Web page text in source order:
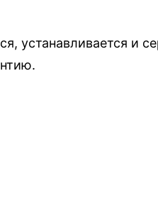
устанавливается и